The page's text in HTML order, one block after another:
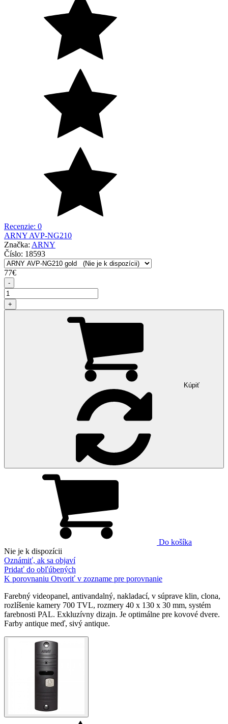
Recenzie: 0
ARNY AVP-NG210
Značka: ARNY
Číslo: 18593
77€
-
+
Kúpiť
Do košíka
Nie je k dispozícii
Oznámiť, ak sa objaví
Pridať do obľúbených
K porovnaniu Otvoriť v zozname pre porovnanie
Farebný videopanel, antivandalný, nakladací, v súprave klin, clona,
rozlíšenie kamery 700 TVL, rozmery 40 x 130 x 30 mm, systém
farebnosti PAL. Exkluzívny dizajn. Je optimálne pre kovové dvere.
Farby antique meď, sivý antique.